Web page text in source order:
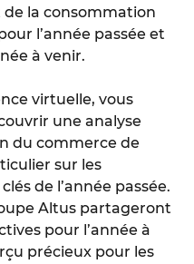
la consommation
l’année passée et
à venir.
virtuelle, vous
une analyse
du commerce de
sur les
de l’année passée.
Altus partageront
pour l’année à
précieux pour les